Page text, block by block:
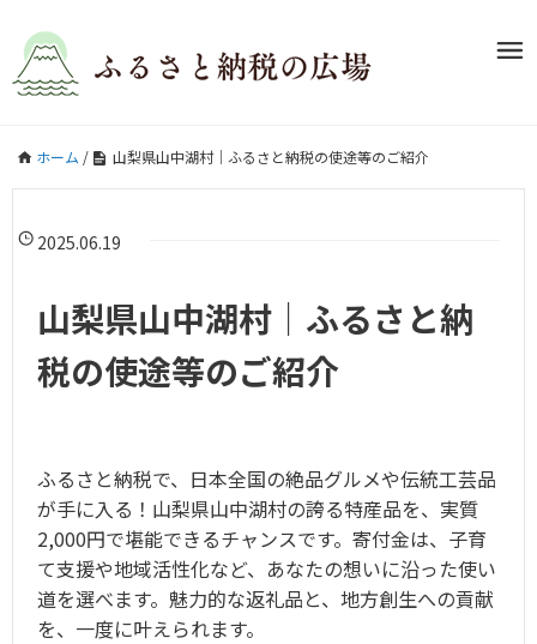
ホーム / 山梨県山中湖村｜ふるさと納税の使途等のご紹介
2025.06.19
山梨県山中湖村｜ふるさと納
税の使途等のご紹介
ふるさと納税で、日本全国の絶品グルメや伝統工芸品
が手に入る！山梨県山中湖村の誇る特産品を、実質
2,000円で堪能できるチャンスです。寄付金は、子育
て支援や地域活性化など、あなたの想いに沿った使い
道を選べます。魅力的な返礼品と、地方創生への貢献
を、一度に叶えられます。